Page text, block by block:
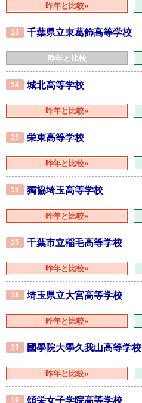
昨年と比較»
13 千葉県立東葛飾高等学校
昨年と比較
14 城北高等学校
昨年と比較»
15 栄東高等学校
昨年と比較»
15 獨協埼玉高等学校
昨年と比較»
15 千葉市立稲毛高等学校
昨年と比較»
18 埼玉県立大宮高等学校
昨年と比較»
19 國學院大學久我山高等学校
昨年と比較»
19 頌栄女子学院高等学校